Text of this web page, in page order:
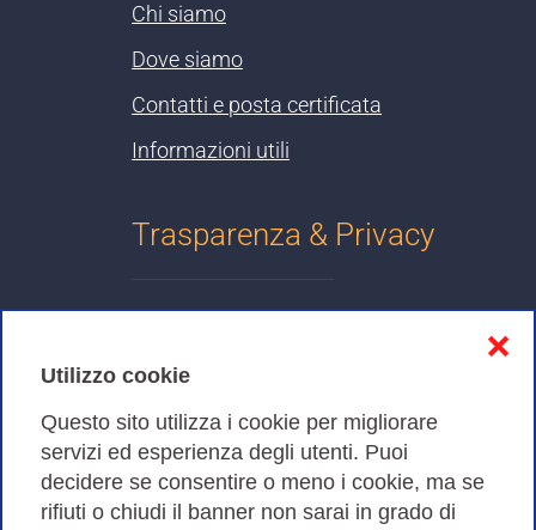
Utilizzo cookie
Questo sito utilizza i cookie per migliorare
servizi ed esperienza degli utenti. Puoi
decidere se consentire o meno i cookie, ma se
rifiuti o chiudi il banner non sarai in grado di
❌
Chi siamo
Dove siamo
Contatti e posta certificata
Informazioni utili
Trasparenza & Privacy
Cookies Policy
Amministrazione trasparente
Bandi di Gara